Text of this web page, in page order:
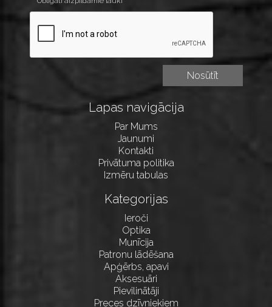
Lapas navigācija
Par Mums
Jaunumi
Kontakti
Privātuma politika
Izmēru tabulas
Kategorijas
Ieroči
Optika
Munīcija
Patronu lādēšana
Apģērbs, apavi
Aksesuāri
Pievilinātāji
Preces dzīvniekiem